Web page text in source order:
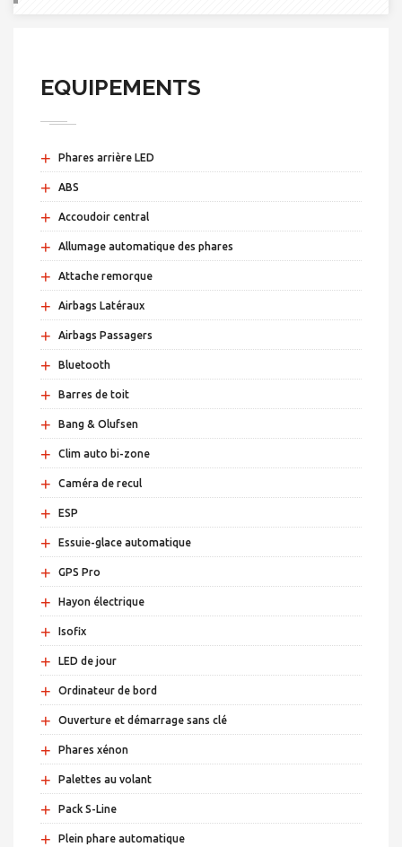
EQUIPEMENTS
+ Phares arrière LED
+ ABS
+ Accoudoir central
+ Allumage automatique des phares
+ Attache remorque
+ Airbags Latéraux
+ Airbags Passagers
+ Bluetooth
+ Barres de toit
+ Bang & Olufsen
+ Clim auto bi-zone
+ Caméra de recul
+ ESP
+ Essuie-glace automatique
+ GPS Pro
+ Hayon électrique
+ Isofix
+ LED de jour
+ Ordinateur de bord
+ Ouverture et démarrage sans clé
+ Phares xénon
+ Palettes au volant
+ Pack S-Line
+ Plein phare automatique